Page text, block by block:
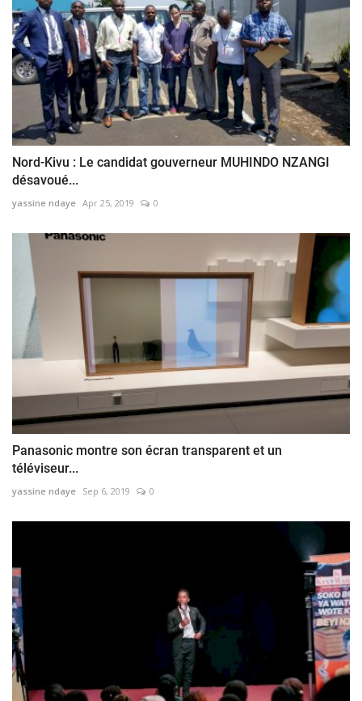
Nord-Kivu : Le candidat gouverneur MUHINDO NZANGI
désavoué...
yassine ndaye Apr 25, 2019 0
Panasonic montre son écran transparent et un
téléviseur...
yassine ndaye Sep 6, 2019 0